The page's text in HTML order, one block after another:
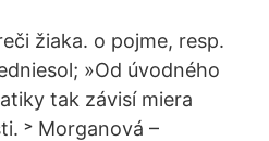
žiaka. o pojme, resp.
»Od úvodného
tak závisí miera
˃ Morganová –